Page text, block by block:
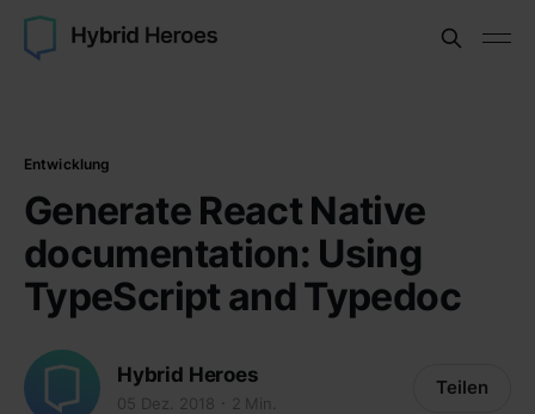
Entwicklung
Generate React Native
documentation: Using
TypeScript and Typedoc
Hybrid Heroes
05 Dez. 2018 2 Min.
Teilen